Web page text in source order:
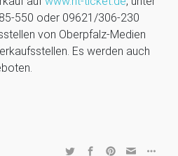
550 oder 09621/306-230
von Oberpfalz-Medien
Es werden auch